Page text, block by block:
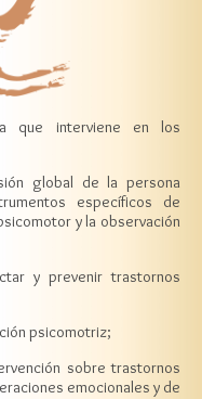
que interviene en los
global de la persona
específicos de
y la observación
y prevenir trastornos
psicomotriz;
sobre trastornos
emocionales y de